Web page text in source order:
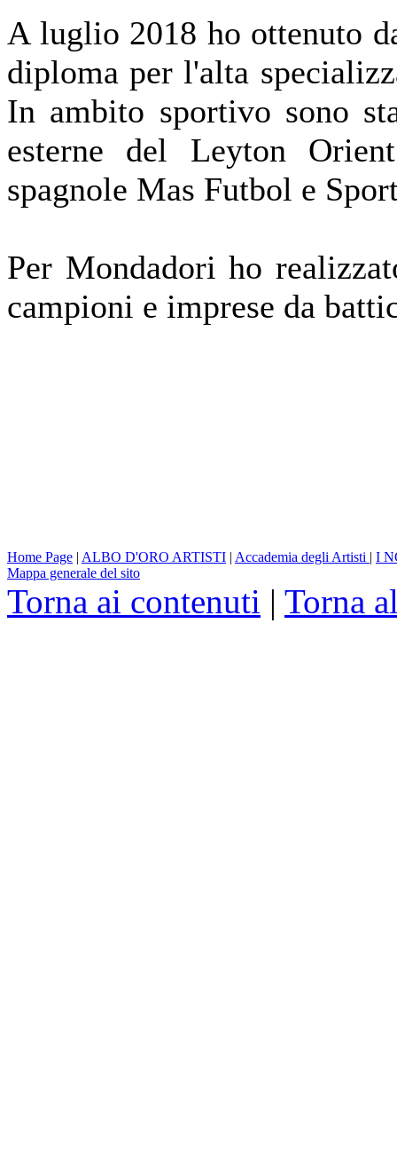
A luglio 2018 ho ottenuto
diploma per l'alta
In ambito sportivo sono
esterne del Leyton
spagnole Mas Futbol e
Per Mondadori ho
campioni e imprese da
Home Page | ALBO D'ORO ARTISTI | Accademia degli Artisti | I
Mappa generale del sito
Torna ai contenuti | Torna